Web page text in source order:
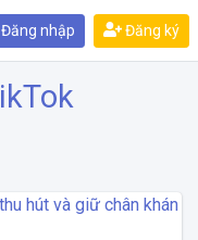
nhập Đăng ký